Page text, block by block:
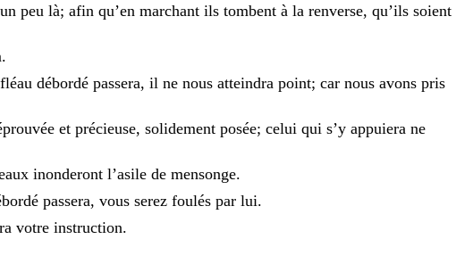
un peu là; afin qu’en marchant ils tombent à la renverse, qu’ils soient
.
fléau débordé passera, il ne nous atteindra point; car nous avons pris
et précieuse, solidement posée; celui qui s’y appuiera ne
inonderont l’asile de mensonge.
passera, vous serez foulés par lui.
votre instruction.